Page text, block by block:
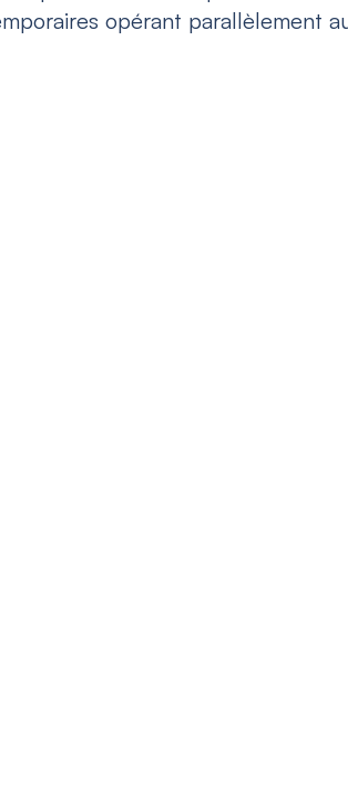
opérant parallèlement